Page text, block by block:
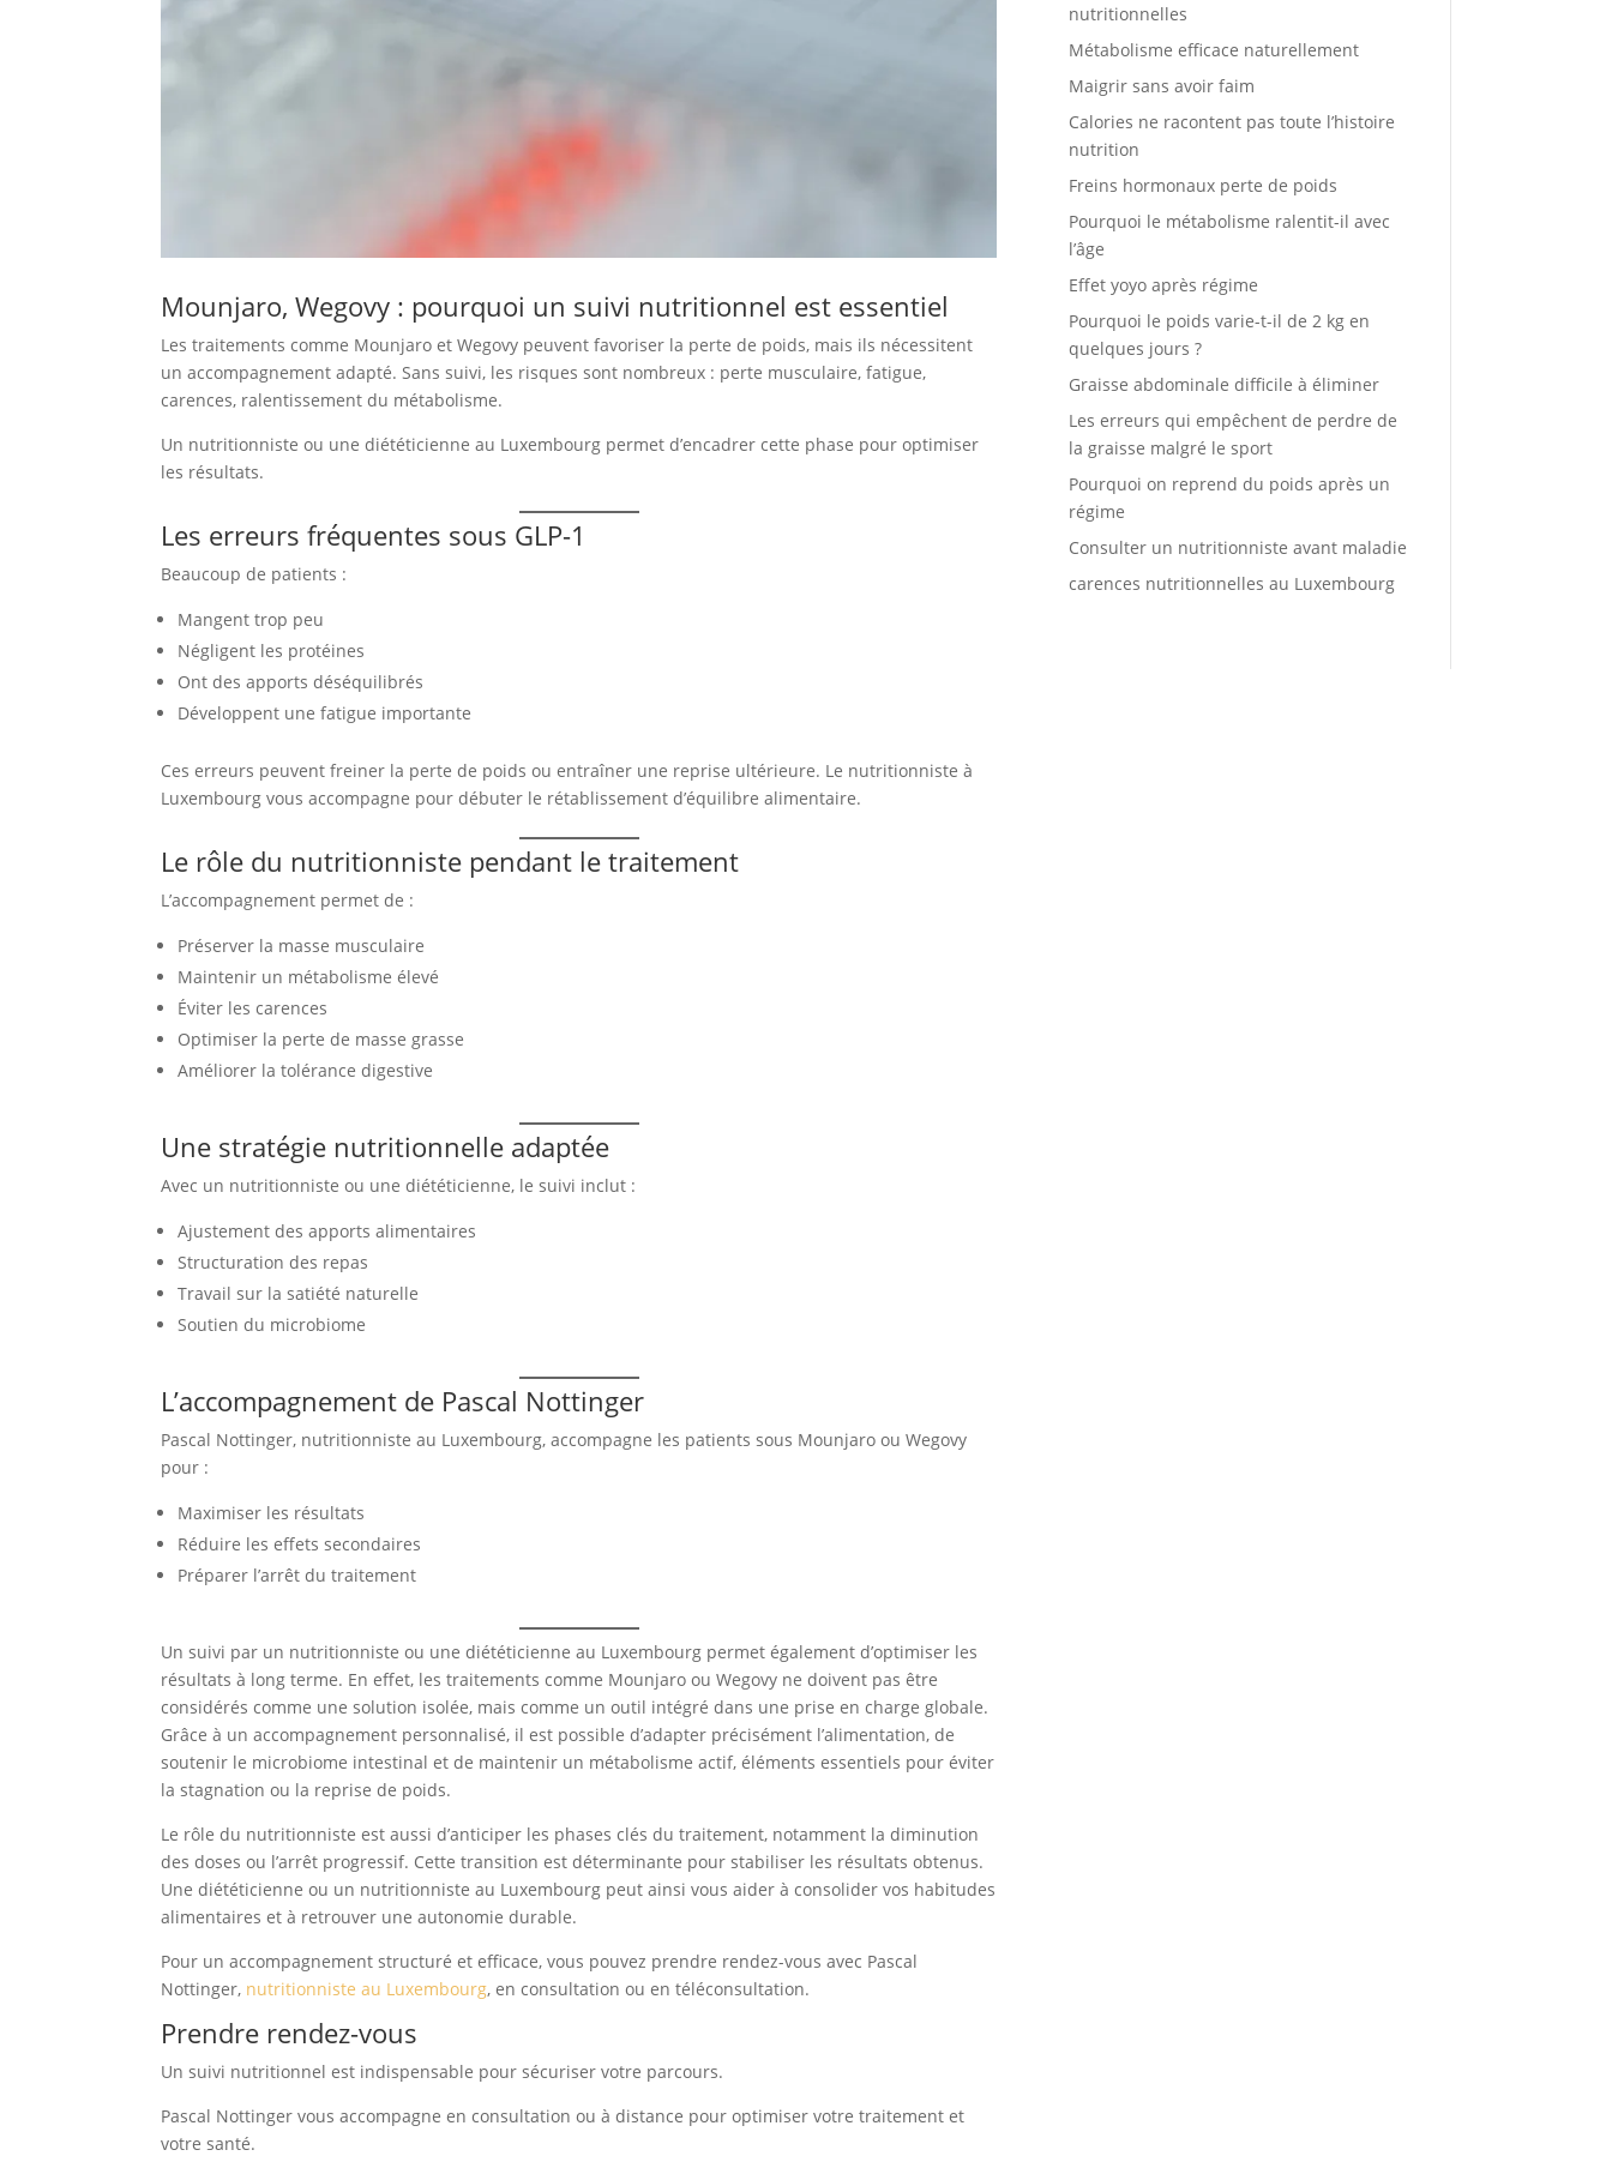
Mounjaro, Wegovy : pourquoi un suivi nutritionnel est essentiel
Les traitements comme Mounjaro et Wegovy peuvent favoriser la perte de poids, mais ils nécessitent
un accompagnement adapté. Sans suivi, les risques sont nombreux : perte musculaire, fatigue,
carences, ralentissement du métabolisme.
Un nutritionniste ou une diététicienne au Luxembourg permet d’encadrer cette phase pour optimiser
les résultats.
Les erreurs fréquentes sous GLP-1
Beaucoup de patients :
Mangent trop peu
Négligent les protéines
Ont des apports déséquilibrés
Développent une fatigue importante
Ces erreurs peuvent freiner la perte de poids ou entraîner une reprise ultérieure. Le nutritionniste à
Luxembourg vous accompagne pour débuter le rétablissement d’équilibre alimentaire.
Le rôle du nutritionniste pendant le traitement
L’accompagnement permet de :
Préserver la masse musculaire
Maintenir un métabolisme élevé
Éviter les carences
Optimiser la perte de masse grasse
Améliorer la tolérance digestive
Une stratégie nutritionnelle adaptée
Avec un nutritionniste ou une diététicienne, le suivi inclut :
Ajustement des apports alimentaires
Structuration des repas
Travail sur la satiété naturelle
Soutien du microbiome
L’accompagnement de Pascal Nottinger
Pascal Nottinger, nutritionniste au Luxembourg, accompagne les patients sous Mounjaro ou Wegovy
pour :
Maximiser les résultats
Réduire les effets secondaires
Préparer l’arrêt du traitement
Un suivi par un nutritionniste ou une diététicienne au Luxembourg permet également d’optimiser les
résultats à long terme. En effet, les traitements comme Mounjaro ou Wegovy ne doivent pas être
considérés comme une solution isolée, mais comme un outil intégré dans une prise en charge globale.
Grâce à un accompagnement personnalisé, il est possible d’adapter précisément l’alimentation, de
soutenir le microbiome intestinal et de maintenir un métabolisme actif, éléments essentiels pour éviter
la stagnation ou la reprise de poids.
Le rôle du nutritionniste est aussi d’anticiper les phases clés du traitement, notamment la diminution
des doses ou l’arrêt progressif. Cette transition est déterminante pour stabiliser les résultats obtenus.
Une diététicienne ou un nutritionniste au Luxembourg peut ainsi vous aider à consolider vos habitudes
alimentaires et à retrouver une autonomie durable.
Pour un accompagnement structuré et efficace, vous pouvez prendre rendez-vous avec Pascal
Nottinger, nutritionniste au Luxembourg, en consultation ou en téléconsultation.
Prendre rendez-vous
Un suivi nutritionnel est indispensable pour sécuriser votre parcours.
Pascal Nottinger vous accompagne en consultation ou à distance pour optimiser votre traitement et
votre santé.
nutritionnelles
Métabolisme efficace naturellement
Maigrir sans avoir faim
Calories ne racontent pas toute l’histoire
nutrition
Freins hormonaux perte de poids
Pourquoi le métabolisme ralentit-il avec
l’âge
Effet yoyo après régime
Pourquoi le poids varie-t-il de 2 kg en
quelques jours ?
Graisse abdominale difficile à éliminer
Les erreurs qui empêchent de perdre de
la graisse malgré le sport
Pourquoi on reprend du poids après un
régime
Consulter un nutritionniste avant maladie
carences nutritionnelles au Luxembourg